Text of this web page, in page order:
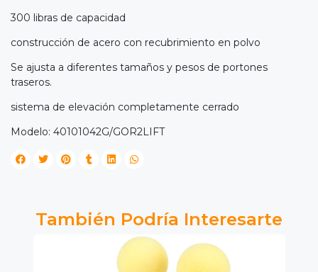
300 libras de capacidad
construcción de acero con recubrimiento en polvo
Se ajusta a diferentes tamaños y pesos de portones
traseros.
sistema de elevación completamente cerrado
Modelo: 40101042G/GOR2LIFT
También Podría Interesarte